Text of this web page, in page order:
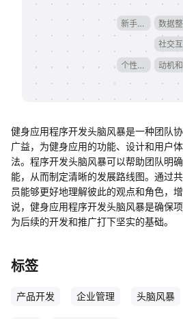
健身应用程序开发头脑风暴是一种团队
广益，为健身应用的功能、设计和用户
法。程序开发头脑风暴可以帮助团队明
能，从而制定清晰的发展路线图。通过
员能够更好地理解彼此的观点和角色，
说，健身应用程序开发头脑风暴是确保
为后续的开发和推广打下坚实的基础。
标签
产品开发 企业管理 头脑风暴